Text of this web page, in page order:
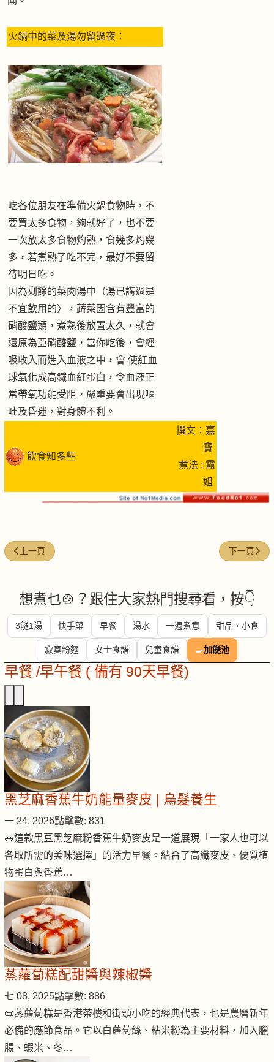
火鍋中的菜及湯勿留過夜：
吃各位朋友在準備火鍋食物時，不
要買太多食物，夠就好了，也不要
一次放太多食物灼熟，食幾多灼幾
多，若煮熟了吃不完，最好不要留
待明日吃。
因為剩餘的菜肉湯中（湯已講過是
不宜飲用的〉，蔬菜因含有豐富的
硝酸鹽類，煮熟後放置太久，就會
還原為亞硝酸鹽，當你吃後，會經
吸收入而進入血液之中，會 使紅血
球氧化成高鐵血紅蛋白，令血液正
常帶氧功能受阻，嚴重要會出現嘔
吐及昏迷，對身體不利。
飲食知多些
撰文：嘉
寶
煮法 : 霞
姐
上一篇文章: 茶果湯
上一頁 下一篇文章
下一頁
想煮乜🍲？跟住大家熱門搜尋看，按👇
3餸1湯 快手菜 早餐 湯水 一週煮意 甜品・小食
寂寞粉麵 女士食譜 兒童食譜 🍳加餸池
早餐 /早午餐 ( 備有 90天早餐)
黑芝麻香蕉牛奶能量麥皮 | 烏髮養生
一 24, 2026點擊數: 831
🥗這款黑豆黑芝麻粉香蕉牛奶麥皮是一道展現「一家人也可以
各取所需的美味選擇」的活力早餐。結合了高纖麥皮、優質植
物蛋白與香蕉…
蒸蘿蔔糕配甜醬與辣椒醬
七 08, 2025點擊數: 886
📜蒸蘿蔔糕是香港茶樓和街頭小吃的經典代表，也是農曆新年
必備的應節食品。它以白蘿蔔絲、粘米粉為主要材料，加入臘
腸、蝦米、冬…